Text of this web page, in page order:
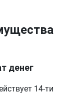
денег
14-ти